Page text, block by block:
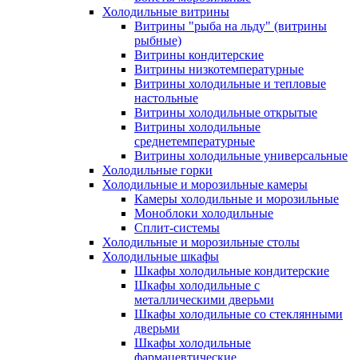
Холодильные витрины
Витрины "рыба на льду" (витрины
рыбные)
Витрины кондитерские
Витрины низкотемпературные
Витрины холодильные и тепловые
настольные
Витрины холодильные открытые
Витрины холодильные
среднетемпературные
Витрины холодильные универсальные
Холодильные горки
Холодильные и морозильные камеры
Камеры холодильные и морозильные
Моноблоки холодильные
Сплит-системы
Холодильные и морозильные столы
Холодильные шкафы
Шкафы холодильные кондитерские
Шкафы холодильные с
металлическими дверьми
Шкафы холодильные со стеклянными
дверьми
Шкафы холодильные
фармацевтические